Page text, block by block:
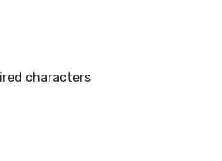
characters